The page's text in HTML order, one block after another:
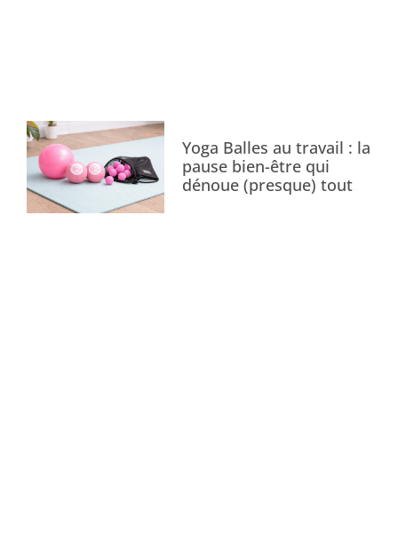
Yoga Balles au travail : la
pause bien-être qui
dénoue (presque) tout